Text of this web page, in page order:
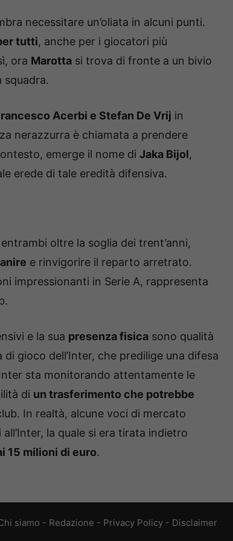
necessitare un’oliata in alcuni punti.
tutti, anche per i giocatori più
ora Marotta si trova di fronte a un bivio
squadra.
Acerbi e Stefan De Vrij in
nerazzurra è chiamata a prendere
emerge il nome di Jaka Bijol,
erede di tale eredità difensiva.
oltre la soglia dei trent’anni,
e rinvigorire il reparto arretrato.
impressionanti in Serie A, rappresenta
e la sua presenza fisica sono qualità
gioco dell’Inter, che predilige una difesa
sta monitorando attentamente le
di un trasferimento che potrebbe
In realtà, alcune voci di mercato
la quale si era tirata indietro
15 milioni di euro.
siamo - Redazione - Privacy Policy - Disclaimer